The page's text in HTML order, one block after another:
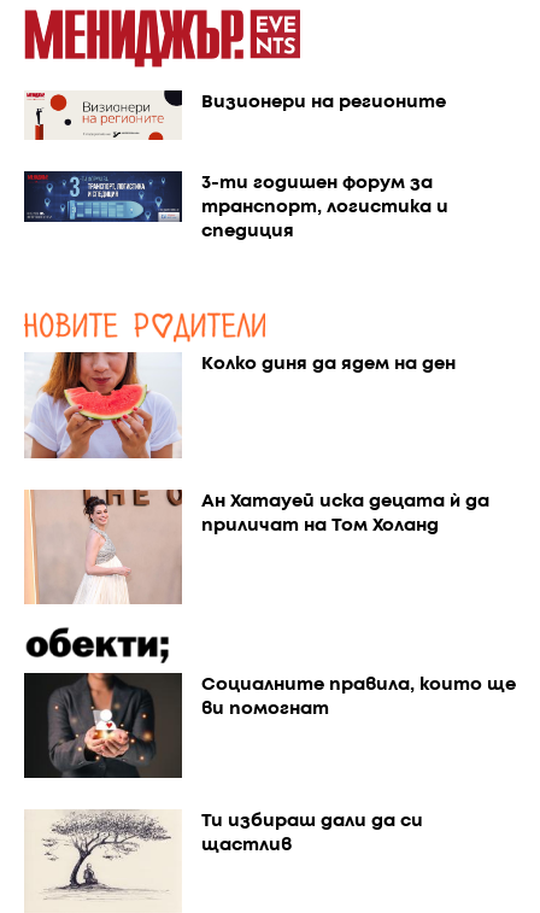
Визионери на регионите
3-ти годишен форум за
транспорт, логистика и
спедиция
Колко диня да ядем на ден
Ан Хатауей иска децата ѝ да
приличат на Том Холанд
Социалните правила, които ще
ви помогнат
Ти избираш дали да си
щастлив